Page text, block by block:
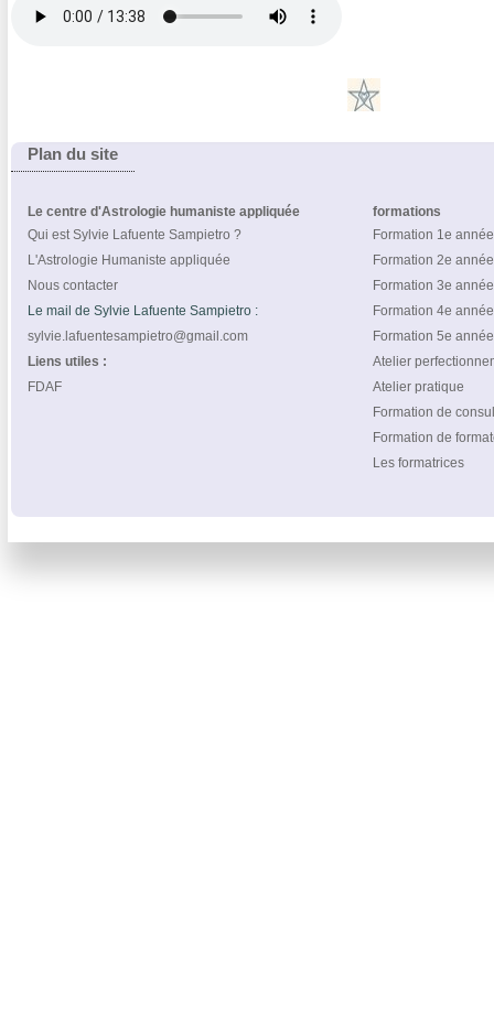
Plan du site
Le centre d'Astrologie humaniste appliquée
formations
Qui est Sylvie Lafuente Sampietro ?
Formation 1e année
L'Astrologie Humaniste appliquée
Formation 2e année
Nous contacter
Formation 3e année
Le mail de Sylvie Lafuente Sampietro :
Formation 4e année
sylvie.lafuentesampietro@gmail.com
Formation 5e année
Liens utiles :
Atelier
FDAF
Atelier pratique
Formation de
Formation de
Les formatrices